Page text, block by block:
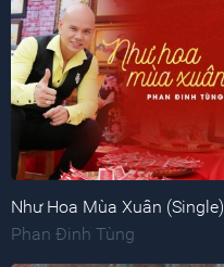
Như Hoa Mùa Xuân (Single)
Phan Đinh Tùng